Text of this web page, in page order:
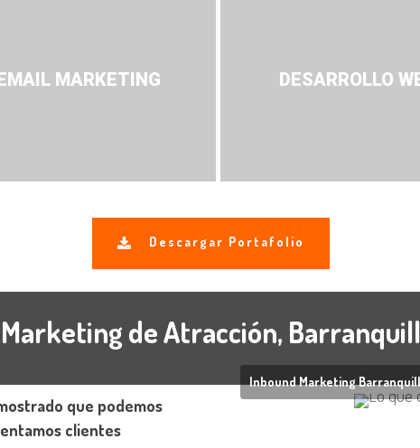
MARKETING DESARROLLO
Descargar Portafolio
Marketing de Atracción,
que podemos
clientes
Inbound Marketing